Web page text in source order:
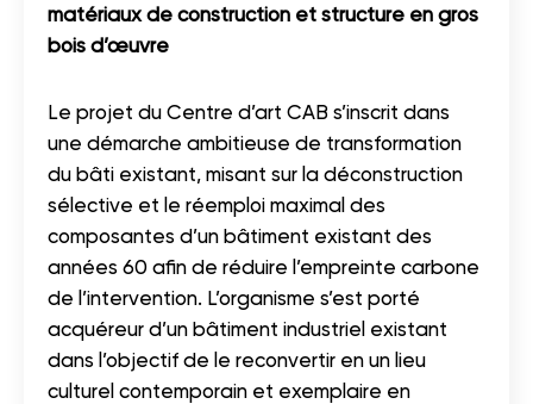
matériaux de construction et structure en gros
bois d’œuvre
Le projet du Centre d’art CAB s’inscrit dans
une démarche ambitieuse de transformation
du bâti existant, misant sur la déconstruction
sélective et le réemploi maximal des
composantes d’un bâtiment existant des
années 60 afin de réduire l’empreinte carbone
de l’intervention. L’organisme s’est porté
acquéreur d’un bâtiment industriel existant
dans l’objectif de le reconvertir en un lieu
culturel contemporain et exemplaire en